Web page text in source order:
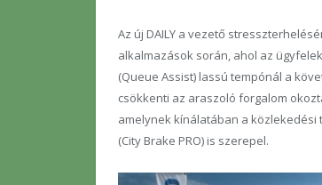
Az új DAILY a vezető
alkalmazások során, ahol az
(Queue Assist) lassú tempónál a
csökkenti az araszoló forgalom
amelynek kínálatában a közlekedési
(City Brake PRO) is szerepel.